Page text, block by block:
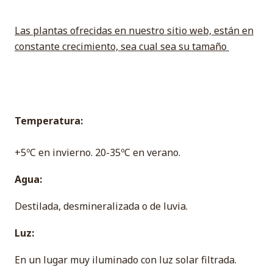
Las plantas ofrecidas en nuestro sitio web, están en
constante crecimiento, sea cual sea su tamaño
Temperatura:
+5ºC en invierno. 20-35ºC en verano.
Agua:
Destilada, desmineralizada o de luvia.
Luz:
En un lugar muy iluminado con luz solar filtrada.